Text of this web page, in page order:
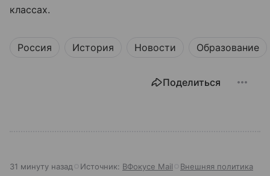
классах.
Россия История Новости Образование
Поделиться
31 минуту назад Источник: ВФокусе Mail Внешняя политика